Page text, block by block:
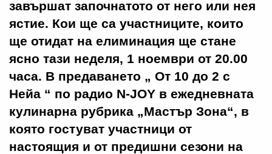
завършат започнатото от него или нея
ястие. Кои ще са участниците, които
ще отидат на елиминация ще стане
ясно тази неделя, 1 ноември от 20.00
часа. В предаването „ От 10 до 2 с
Нейа “ по радио N-JOY в ежедневната
кулинарна рубрика „Мастър Зона“, в
която гостуват участници от
настоящия и от предишни сезони на